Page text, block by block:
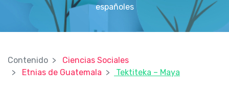
españoles
Contenido
Ciencias Sociales
Etnias de Guatemala
Tektiteka – Maya